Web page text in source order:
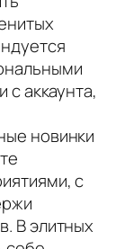
с аккаунта,
новинки
с
В элитных